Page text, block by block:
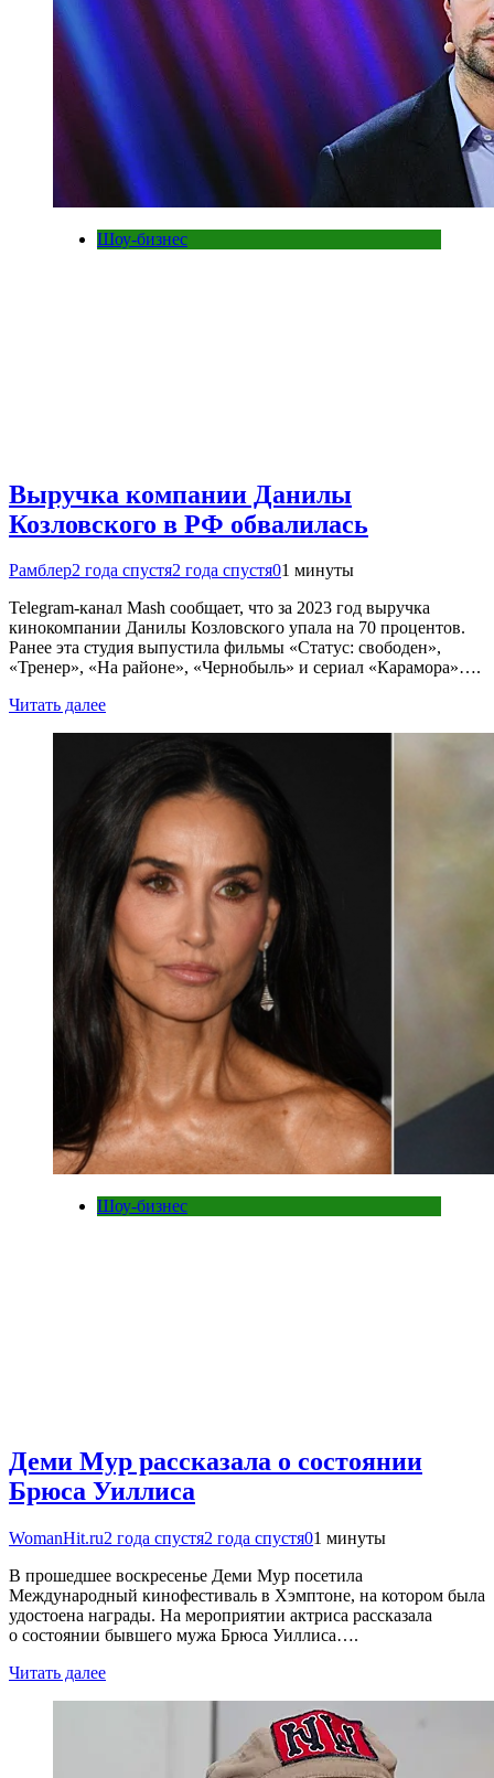
Шоу-бизнес
Выручка компании Данилы
Козловского в РФ обвалилась
Рамблер2 года спустя2 года спустя01 минуты
Telegram-канал Mash сообщает, что за 2023 год выручка
кинокомпании Данилы Козловского упала на 70 процентов.
Ранее эта студия выпустила фильмы «Статус: свободен»,
«Тренер», «На районе», «Чернобыль» и сериал «Карамора»….
Читать далее
Шоу-бизнес
Деми Мур рассказала о состоянии
Брюса Уиллиса
WomanHit.ru2 года спустя2 года спустя01 минуты
В прошедшее воскресенье Деми Мур посетила
Международный кинофестиваль в Хэмптоне, на котором была
удостоена награды. На мероприятии актриса рассказала
о состоянии бывшего мужа Брюса Уиллиса….
Читать далее